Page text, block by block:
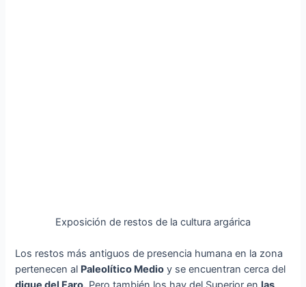
Exposición de restos de la cultura argárica
Los restos más antiguos de presencia humana en la zona
pertenecen al Paleolítico Medio y se encuentran cerca del